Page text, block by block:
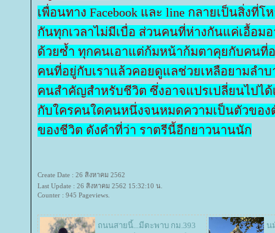
เพื่อนทาง Facebook และ line กลายเป็นสิ่งที่
กันทุกเวลาไม่มีเบื่อ ส่วนคนที่ห่างกันแค่เอื้อม
ด้วยซ้ำ ทุกคนเอาแต่ก้มหน้าก้มตาคุยกับคนที่
คนที่อยู่กับเราแล้วคอยดูแลช่วยเหลือยามลำ
คนสำคัญสำหรับชีวิต ซึ่งอาจแปรเปลี่ยนไปได้
กับใครคนใดคนหนึ่งจนหมดความเป็นตัวของ
ของชีวิต ดังคำที่ว่า ราตรีนี้อีกยาวนานนัก
Create Date : 26 สิงหาคม 2562
Last Update : 26 สิงหาคม 2562 15:32:10 น.
Counter : 945 Pageviews.
ถนนสายนี้...มีตะพาบ กม.393
น